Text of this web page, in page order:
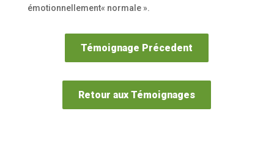
émotionnellement« normale ».
Témoignage Précedent
Retour aux Témoignages